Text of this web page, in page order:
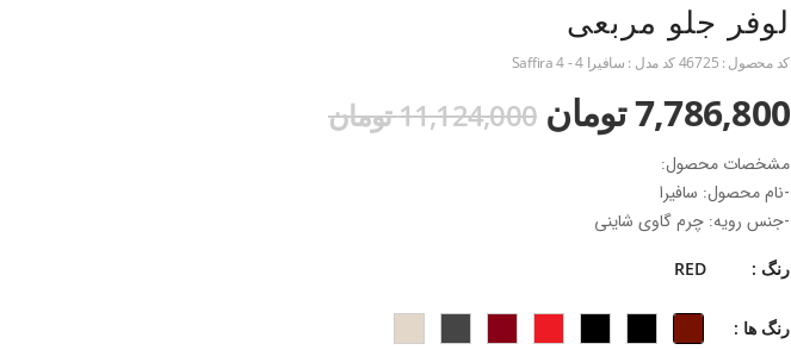
لوفر جلو مربعی
کد محصول : 46725کد مدل : سافیرا 4 - Saffira 4
7,786,800 تومان 11,124,000 تومان
مشخصات محصول:
-نام محصول: سافیرا
-جنس رویه: چرم گاوی شاینی
-جنس زیره: تی پی یو
-جنس پاشنه: بخشی از زیره
-ارتفاع پاشنه: ۱ سانتی‌متر
رنگ : RED
رنگ ها :